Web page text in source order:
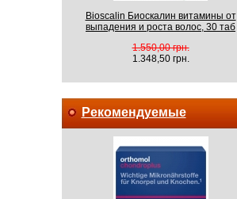
Bioscalin Биоскалин витамины от
выпадения и роста волос, 30 таб
1.550,00 грн.
1.348,50 грн.
Рекомендуемые